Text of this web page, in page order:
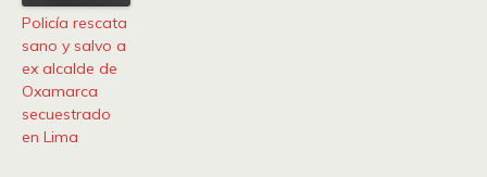
Policía rescata
sano y salvo a
ex alcalde de
Oxamarca
secuestrado
en Lima